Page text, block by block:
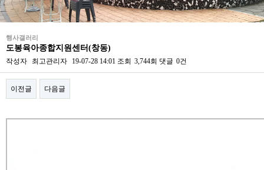
행사갤러리
도봉육아종합지원센터(창동)
작성자 최고관리자 19-07-28 14:01 조회 3,744회 댓글 0건
이전글 다음글
본문